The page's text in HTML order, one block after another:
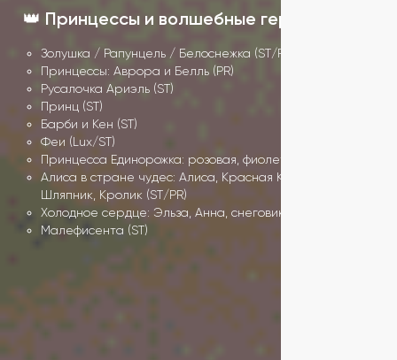
👑 Принцессы и волшебные героини:
Золушка / Рапунцель / Белоснежка (ST/PR)
Принцессы: Аврора и Белль (PR)
Русалочка Ариэль (ST)
Принц (ST)
Барби и Кен (ST)
Феи (Lux/ST)
Принцесса Единорожка: розовая, фиолетовая (PR)
Алиса в стране чудес: Алиса, Красная Королева,
Шляпник, Кролик (ST/PR)
Холодное сердце: Эльза, Анна, снеговик Олаф (ST/PR)
Малефисента (ST)